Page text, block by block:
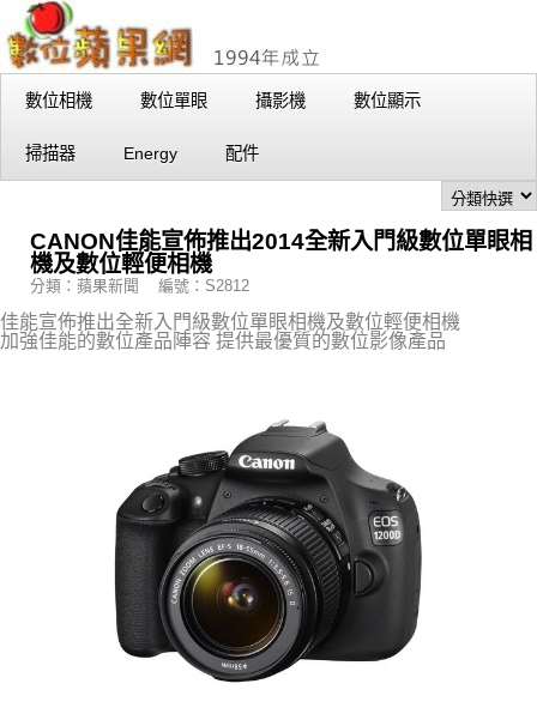
數位相機 數位單眼 攝影機 數位顯示
掃描器 Energy 配件
CANON佳能宣佈推出2014全新入門級數位單眼相
機及數位輕便相機
分類：蘋果新聞 編號：S2812
佳能宣佈推出全新入門級數位單眼相機及數位輕便相機
加強佳能的數位產品陣容 提供最優質的數位影像產品